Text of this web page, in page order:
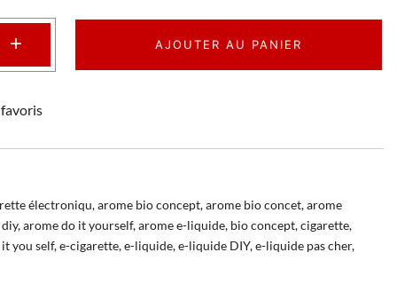
+ AJOUTER AU PANIER
électroniqu,arome bio concept,arome bio concet,arome
,arome do it yourself,arome e-liquide, bio concept,cigarette,
you self,e-cigarette,e-liquide,e-liquide DIY,e-liquide pas cher,